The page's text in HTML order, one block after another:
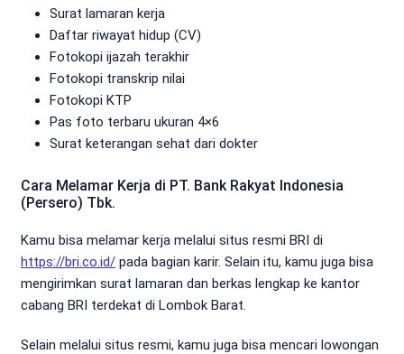
Surat lamaran kerja
Daftar riwayat hidup (CV)
Fotokopi ijazah terakhir
Fotokopi transkrip nilai
Fotokopi KTP
Pas foto terbaru ukuran 4×6
Surat keterangan sehat dari dokter
Cara Melamar Kerja di PT. Bank Rakyat Indonesia
(Persero) Tbk.
Kamu bisa melamar kerja melalui situs resmi BRI di
https://bri.co.id/ pada bagian karir. Selain itu, kamu juga bisa
mengirimkan surat lamaran dan berkas lengkap ke kantor
cabang BRI terdekat di Lombok Barat.
Selain melalui situs resmi, kamu juga bisa mencari lowongan